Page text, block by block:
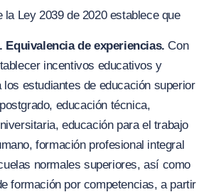
la Ley 2039 de 2020 establece que
Equivalencia de experiencias.Con
incentivos educativos y
los estudiantes de educación superior
educación técnica,
educación para el trabajo
formación profesional integral
normales superiores, así como
formación por competencias, a partir